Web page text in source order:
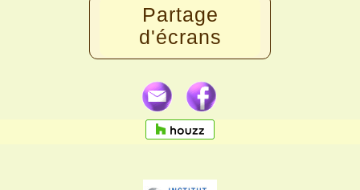
Partage
d'écrans